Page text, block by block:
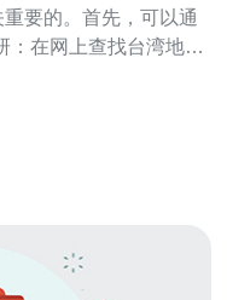
要的。首先，可以通
方案，包括带宽、存